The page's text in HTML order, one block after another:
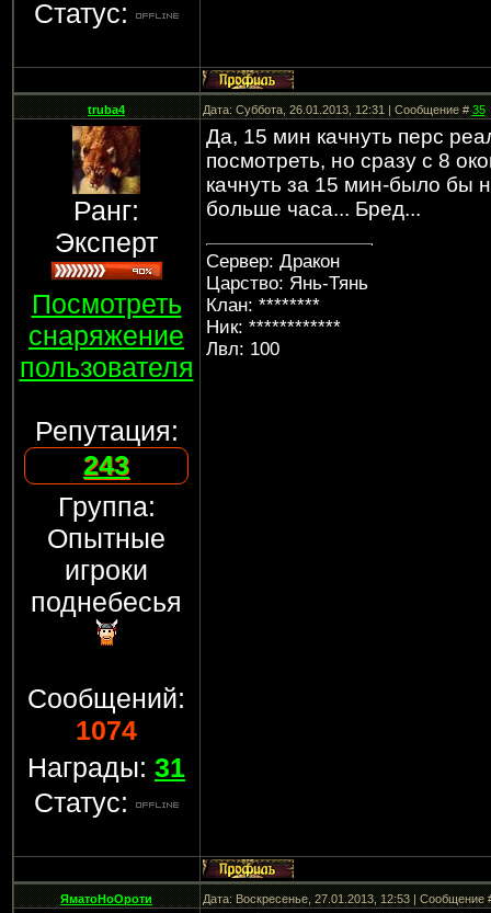
Статус:
truba4 Дата: Суббота, 26.01.2013, 12:31 | Сообщение #35
Ранг:
Эксперт
Посмотреть
снаряжение
пользователя
Репутация:
243
Группа:
Опытные
игроки
поднебесья
Сообщений:
1074
Награды: 31
Статус:
Да, 15 мин качнуть перс
посмотреть, но сразу с 8
качнуть за 15 мин-было бы
больше часа... Бред...
Сервер: Дракон
Царство: Янь-Тянь
Клан: ********
Ник: ************
Лвл: 100
ЯматоНоОроти Дата: Воскресенье, 27.01.2013, 12:53 | Сообщение